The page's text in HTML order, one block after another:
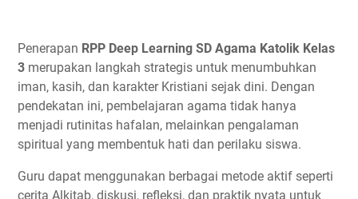
Penerapan RPP Deep Learning SD Agama Katolik Kelas
3 merupakan langkah strategis untuk menumbuhkan
iman, kasih, dan karakter Kristiani sejak dini. Dengan
pendekatan ini, pembelajaran agama tidak hanya
menjadi rutinitas hafalan, melainkan pengalaman
spiritual yang membentuk hati dan perilaku siswa.
Guru dapat menggunakan berbagai metode aktif seperti
cerita Alkitab, diskusi, refleksi, dan praktik nyata untuk